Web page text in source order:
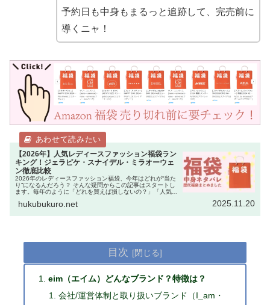
予約日も中身もまるっと追跡して、完売前に
導くニャ！
【2026年】人気レディースファッション福袋ラン
キング！ジェラピケ・スナイデル・ミラオーウェ
ン徹底比較
2026年のレディースファッション福袋、今年はどれが“当た
り”になるんだろう？ そんな疑問からこの記事はスタートし
ます。毎年のように「どれを買えば損しないの？」「人気ブ
聞きます。 実際、…
hukubukuro.net 2025.11.20
目次
eim（エイム）どんなブランド？特徴は？
会社/運営体制と取り扱いブランド（I_am・